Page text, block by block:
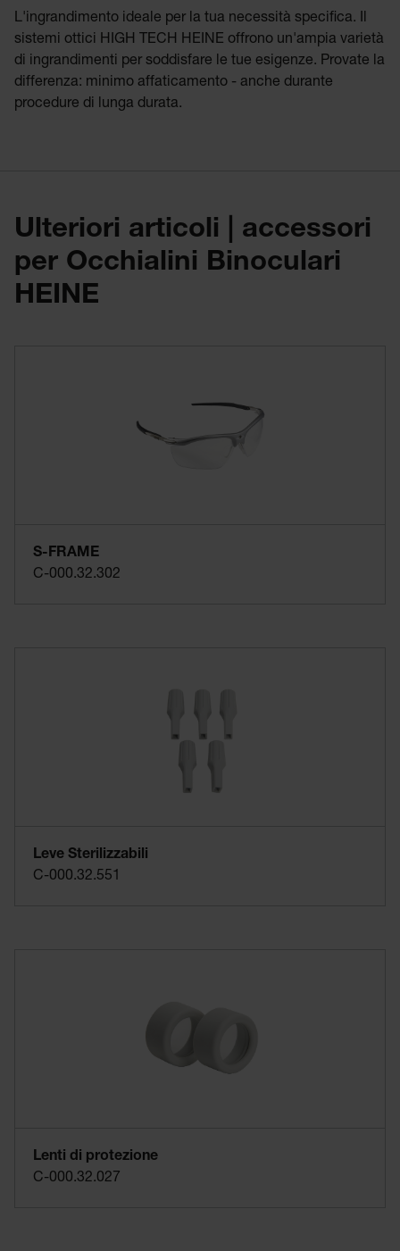
L'ingrandimento ideale per la tua necessità specifica. Il
sistemi ottici HIGH TECH HEINE offrono un'ampia varietà
di ingrandimenti per soddisfare le tue esigenze. Provate la
differenza: minimo affaticamento - anche durante
procedure di lunga durata.
Ulteriori articoli | accessori
per Occhialini Binoculari
HEINE
S-FRAME
C-000.32.302
Leve Sterilizzabili
C-000.32.551
Lenti di protezione
C-000.32.027